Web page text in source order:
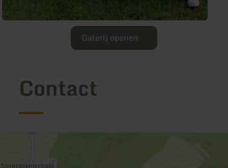
Galerij openen
Contact